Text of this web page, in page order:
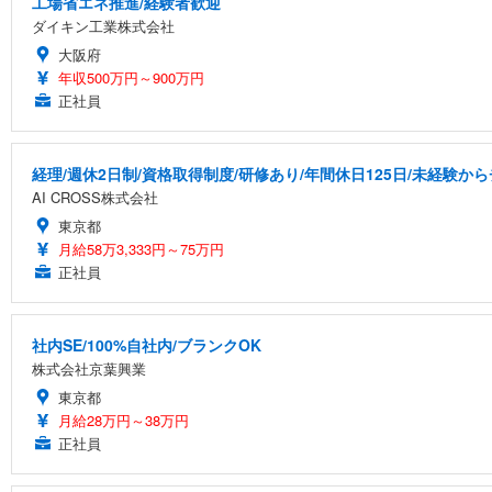
ダイキン工業株式会社
大阪府
年収500万円～900万円
正社員
経理/週休2日制/資格取得制度/研修あり/年間休日125日/未経験か
AI CROSS株式会社
東京都
月給58万3,333円～75万円
正社員
社内SE/100%自社内/ブランクOK
株式会社京葉興業
東京都
月給28万円～38万円
正社員